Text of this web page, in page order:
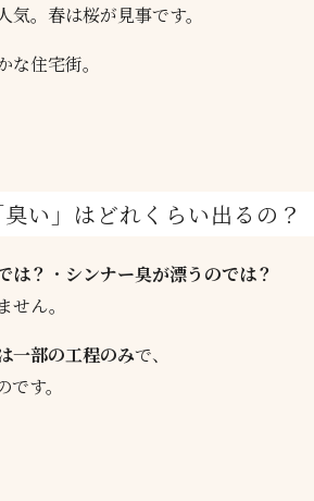
気。春は桜が見事です。
住宅街。
い」はどれくらい出るの？
は？ ・ シンナー臭が漂うのでは？
ん。
一部の工程のみで、
す。